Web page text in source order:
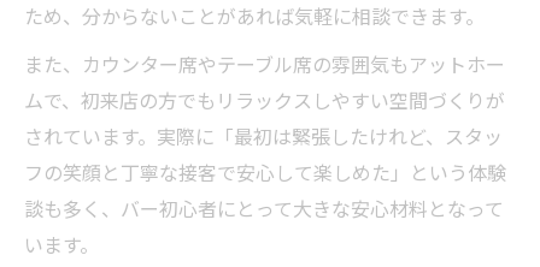
ため、分からないことがあれば気軽に相談できます。
また、カウンター席やテーブル席の雰囲気もアットホー
ムで、初来店の方でもリラックスしやすい空間づくりが
されています。実際に「最初は緊張したけれど、スタッ
フの笑顔と丁寧な接客で安心して楽しめた」という体験
談も多く、バー初心者にとって大きな安心材料となって
います。